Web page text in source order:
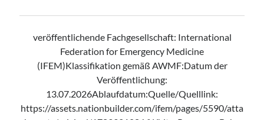
veröffentlichende Fachgesellschaft: International
Federation for Emergency Medicine
(IFEM)Klassifikation gemäß AWMF:Datum der
Veröffentlichung:
13.07.2026Ablaufdatum:Quelle/Quelllink:
https://assets.nationbuilder.com/ifem/pages/5590/atta